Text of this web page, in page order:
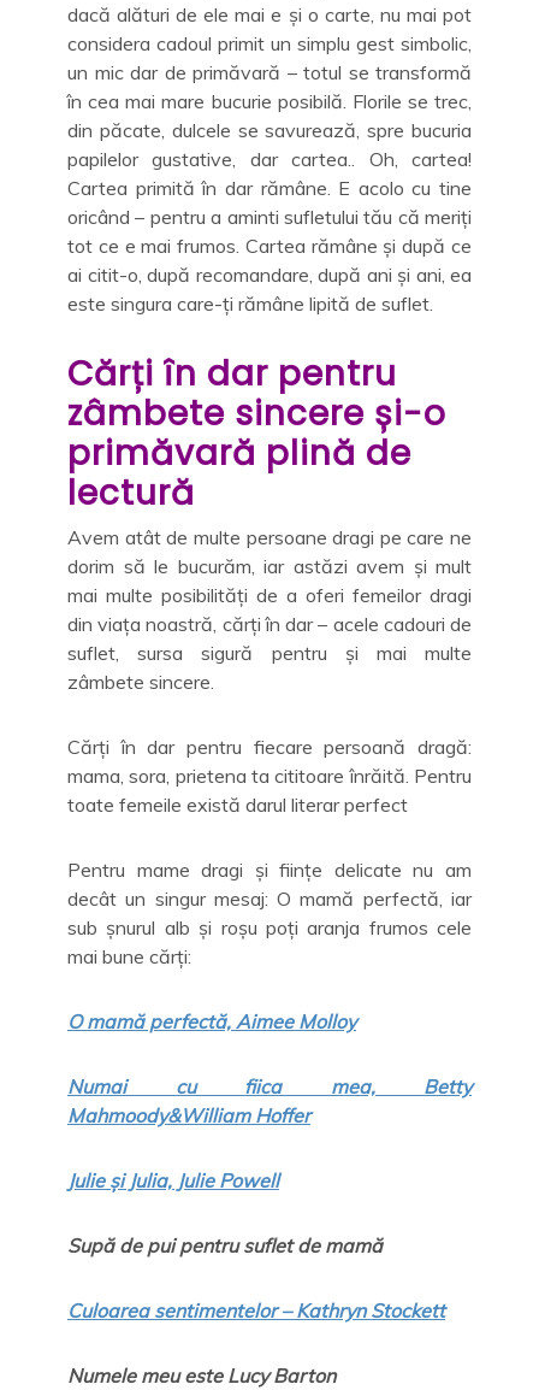
dacă alături de ele mai e și o carte, nu mai pot
considera cadoul primit un simplu gest simbolic,
un mic dar de primăvară – totul se transformă
în cea mai mare bucurie posibilă. Florile se trec,
din păcate, dulcele se savurează, spre bucuria
papilelor gustative, dar cartea.. Oh, cartea!
Cartea primită în dar rămâne. E acolo cu tine
oricând – pentru a aminti sufletului tău că meriți
tot ce e mai frumos. Cartea rămâne și după ce
ai citit-o, după recomandare, după ani și ani, ea
este singura care-ți rămâne lipită de suflet.
Cărți în dar pentru
zâmbete sincere și-o
primăvară plină de
lectură
Avem atât de multe persoane dragi pe care ne
dorim să le bucurăm, iar astăzi avem și mult
mai multe posibilități de a oferi femeilor dragi
din viața noastră, cărți în dar – acele cadouri de
suflet, sursa sigură pentru și mai multe
zâmbete sincere.
Cărți în dar pentru fiecare persoană dragă:
mama, sora, prietena ta cititoare înrăită. Pentru
toate femeile există darul literar perfect
Pentru mame dragi și ființe delicate nu am
decât un singur mesaj: O mamă perfectă, iar
sub șnurul alb și roșu poți aranja frumos cele
mai bune cărți:
O mamă perfectă, Aimee Molloy
Numai cu fiica mea, Betty
Mahmoody&William Hoffer
Julie și Julia, Julie Powell
Supă de pui pentru suflet de mamă
Culoarea sentimentelor – Kathryn Stockett
Numele meu este Lucy Barton